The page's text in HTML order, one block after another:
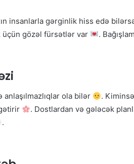
insanlarla gərginlik hiss edə
üçün gözəl fürsətlər var
.
ola bilər
.
. Dostlardan və gələcək
.